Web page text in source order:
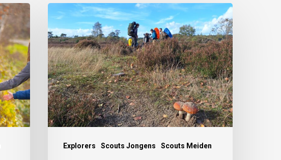
Explorers Scouts Jongens Scouts Meiden